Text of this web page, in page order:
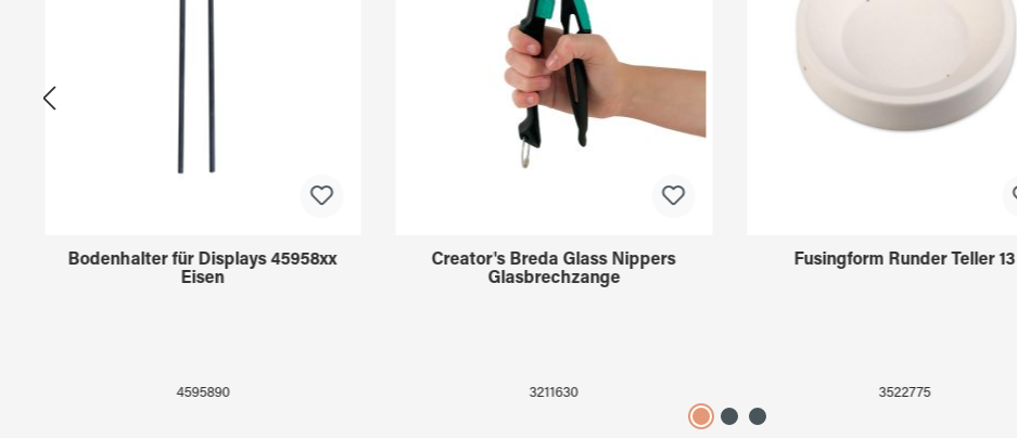
Bodenhalter für Displays 45958xx
Eisen
4595890
Creator's Breda Glass Nippers
Glasbrechzange
3211630
Fusingform Runder Teller 13
3522775